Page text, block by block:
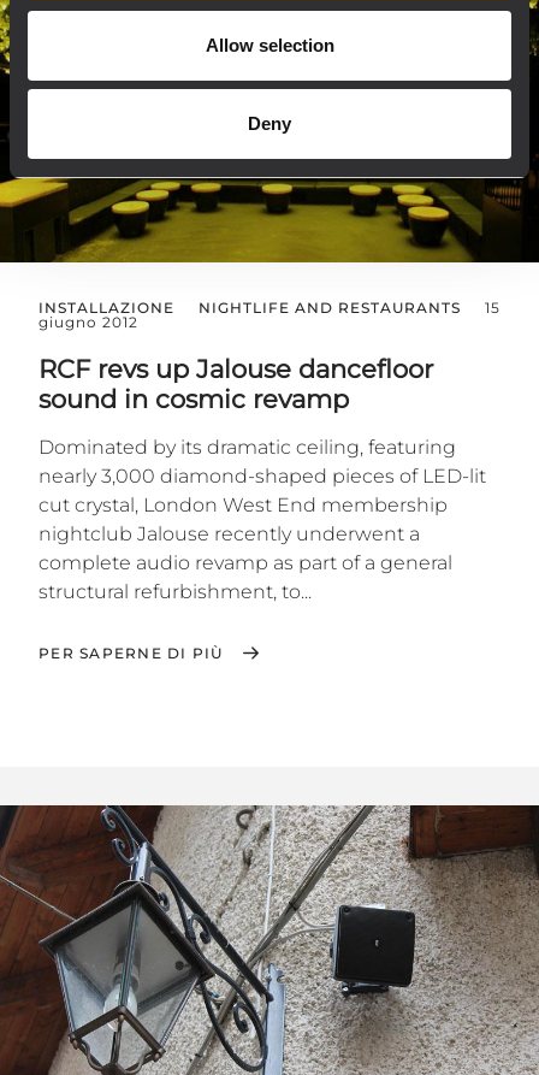
Allow selection
Deny
INSTALLAZIONE NIGHTLIFE AND RESTAURANTS
15
giugno 2012
RCF revs up Jalouse dancefloor
sound in cosmic revamp
Dominated by its dramatic ceiling, featuring
nearly 3,000 diamond-shaped pieces of LED-lit
cut crystal, London West End membership
nightclub Jalouse recently underwent a
complete audio revamp as part of a general
structural refurbishment, to...
PER SAPERNE DI PIÙ